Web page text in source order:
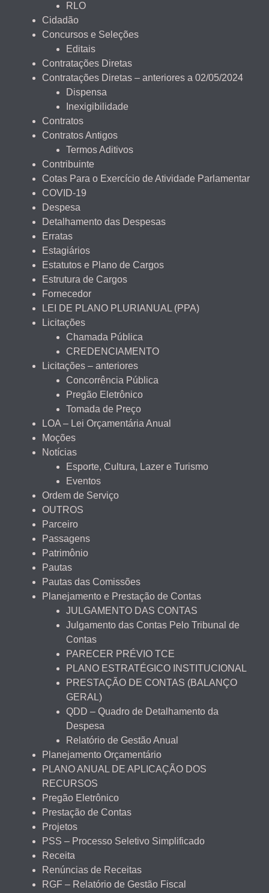
RLO
Cidadão
Concursos e Seleções
Editais
Contratações Diretas
Contratações Diretas – anteriores a 02/05/2024
Dispensa
Inexigibilidade
Contratos
Contratos Antigos
Termos Aditivos
Contribuinte
Cotas Para o Exercício de Atividade Parlamentar
COVID-19
Despesa
Detalhamento das Despesas
Erratas
Estagiários
Estatutos e Plano de Cargos
Estrutura de Cargos
Fornecedor
LEI DE PLANO PLURIANUAL (PPA)
Licitações
Chamada Pública
CREDENCIAMENTO
Licitações – anteriores
Concorrência Pública
Pregão Eletrônico
Tomada de Preço
LOA – Lei Orçamentária Anual
Moções
Notícias
Esporte, Cultura, Lazer e Turismo
Eventos
Ordem de Serviço
OUTROS
Parceiro
Passagens
Patrimônio
Pautas
Pautas das Comissões
Planejamento e Prestação de Contas
JULGAMENTO DAS CONTAS
Julgamento das Contas Pelo Tribunal de
Contas
PARECER PRÉVIO TCE
PLANO ESTRATÉGICO INSTITUCIONAL
PRESTAÇÃO DE CONTAS (BALANÇO
GERAL)
QDD – Quadro de Detalhamento da
Despesa
Relatório de Gestão Anual
Planejamento Orçamentário
PLANO ANUAL DE APLICAÇÃO DOS
RECURSOS
Pregão Eletrônico
Prestação de Contas
Projetos
PSS – Processo Seletivo Simplificado
Receita
Renúncias de Receitas
RGF – Relatório de Gestão Fiscal